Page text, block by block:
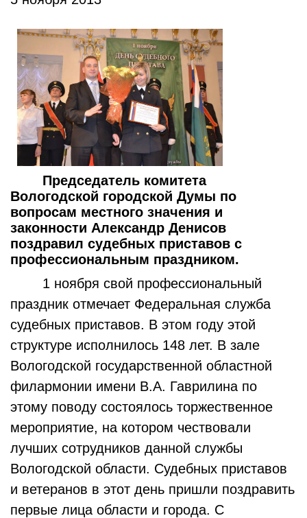
Председатель комитета
Вологодской городской Думы по
вопросам местного значения и
законности Александр Денисов
поздравил судебных приставов с
профессиональным праздником.
1 ноября свой профессиональный
праздник отмечает Федеральная служба
судебных приставов. В этом году этой
структуре исполнилось 148 лет. В зале
Вологодской государственной областной
филармонии имени В.А. Гаврилина по
этому поводу состоялось торжественное
мероприятие, на котором чествовали
лучших сотрудников данной службы
Вологодской области. Судебных приставов
и ветеранов в этот день пришли поздравить
первые лица области и города. С